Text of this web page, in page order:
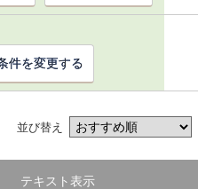
件を変更する
並び替え
テキスト表示